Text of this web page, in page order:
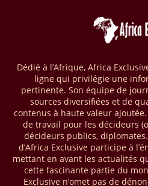
gazière a été enregistrée via le puits
le bloc 95/96 du bassin de
jour et 327 barils de condensats.
04/04/26 BASSIN DU CONGO
La Banque mondiale a approuvé un
transformer les économies
Programme pour des économies
Congo » (SCBFEP), il mobilise 1,02
phase de 394,83 millions de dollars.
dans un communiqué publié mercredi
Dédié à l’Afrique, Africa
ligne qui privilégie une
pertinente. Son équipe de
sources diversifiées et de
contenus à haute valeur
de travail pour les décideurs
décideurs publics,
d’Africa Exclusive participe à
mettant en avant les actualités
cette fascinante partie du
Exclusive n’omet pas de